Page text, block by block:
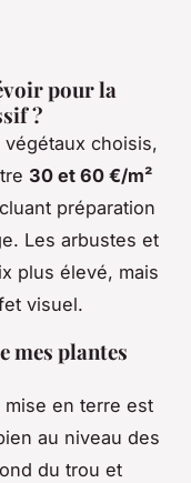
pour la
?
choisis,
30 et 60 €/m²
préparation
Les arbustes et
plus élevé, mais
visuel.
mes plantes
mise en terre est
au niveau des
du trou et